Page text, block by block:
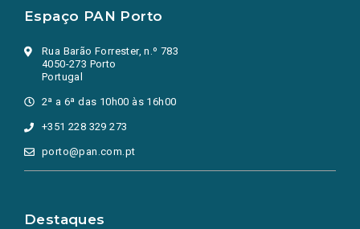
Espaço PAN Porto
Rua Barão Forrester, n.º 783
4050-273 Porto
Portugal
2ª a 6ª das 10h00 às 16h00
+351 228 329 273
porto@pan.com.pt
Destaques